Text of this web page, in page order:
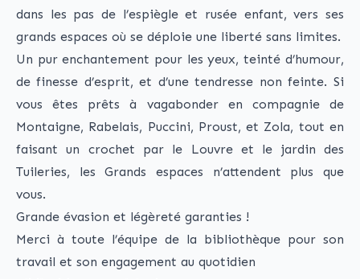
dans les pas de l’espiègle et rusée enfant, vers ses
grands espaces où se déploie une liberté sans limites.
Un pur enchantement pour les yeux, teinté d’humour,
de finesse d’esprit, et d’une tendresse non feinte. Si
vous êtes prêts à vagabonder en compagnie de
Montaigne, Rabelais, Puccini, Proust, et Zola, tout en
faisant un crochet par le Louvre et le jardin des
Tuileries, les Grands espaces n’attendent plus que
vous.
Grande évasion et légèreté garanties !
Merci à toute l’équipe de la bibliothèque pour son
travail et son engagement au quotidien